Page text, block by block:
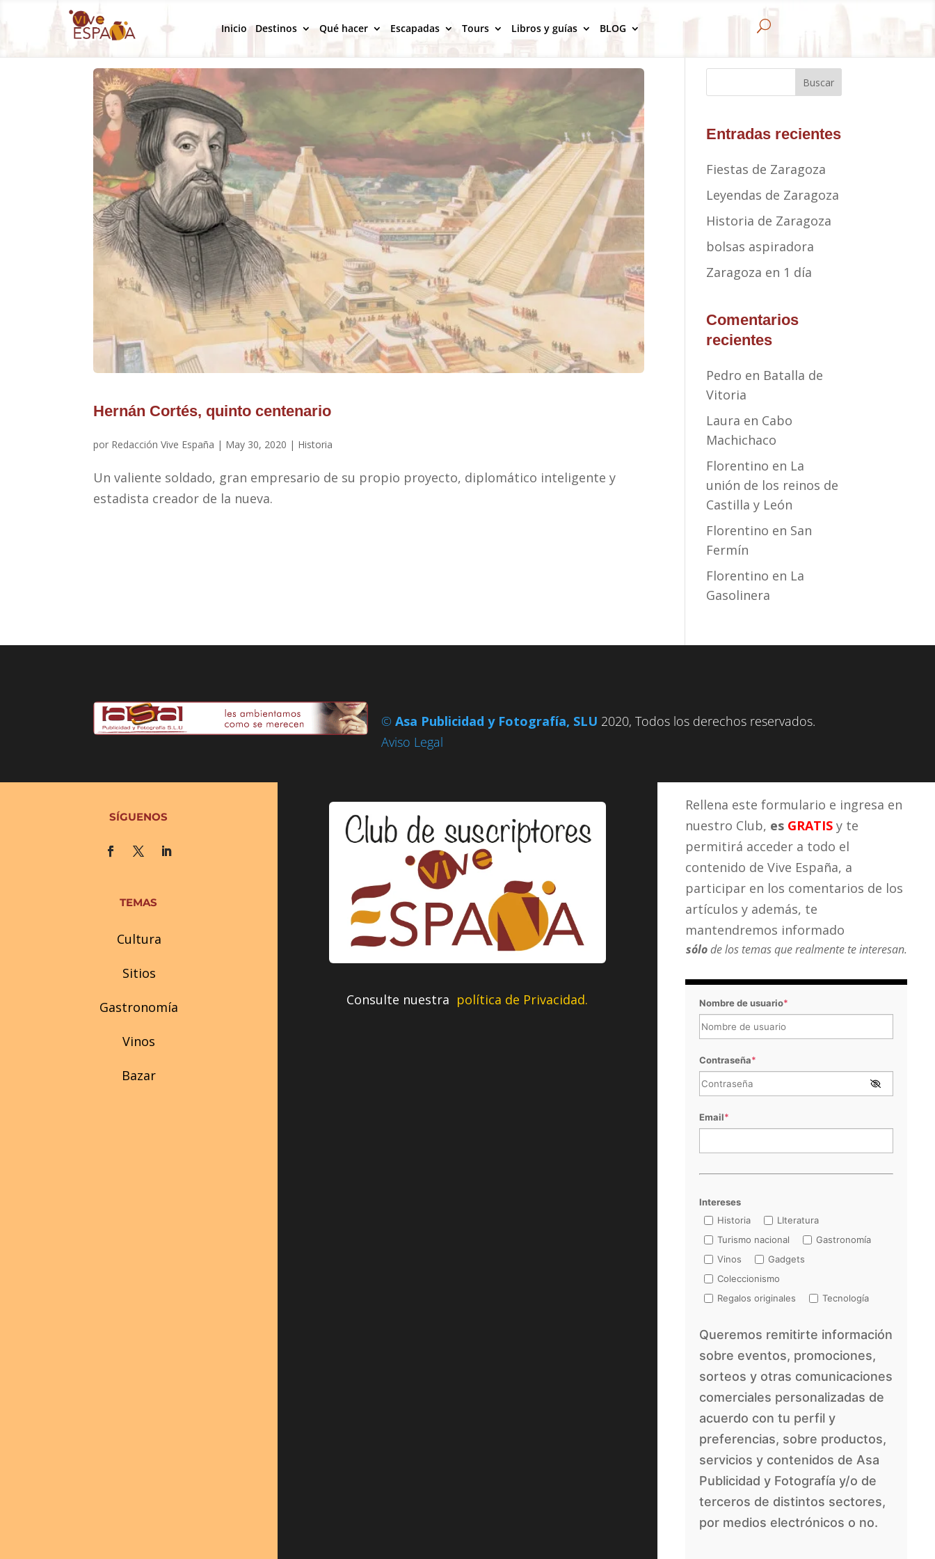
Inicio Destinos Qué hacer Escapadas Tours Libros y guías BLOG U
Hernán Cortés, quinto centenario
por Redacción Vive España | May 30, 2020 | Historia
Un valiente soldado, gran empresario de su propio proyecto, diplomático inteligente y
estadista creador de la nueva.
Buscar
Entradas recientes
Fiestas de Zaragoza
Leyendas de Zaragoza
Historia de Zaragoza
bolsas aspiradora
Zaragoza en 1 día
Comentarios
recientes
Pedro en Batalla de
Vitoria
Laura en Cabo
Machichaco
Florentino en La
unión de los reinos de
Castilla y León
Florentino en San
Fermín
Florentino en La
Gasolinera
©Asa Publicidad y Fotografía, SLU 2020, Todos los derechos reservados.
Aviso Legal
SÍGUENOS
TEMAS
Cultura
Sitios
Gastronomía
Vinos
Bazar
Consulte nuestra política de Privacidad.
Rellena este formulario e ingresa en
nuestro Club, es GRATIS y te
permitirá acceder a todo el
contenido de Vive España, a
participar en los comentarios de los
artículos y además, te
mantendremos informado
sólode los temas que realmente te interesan.
Nombre de usuario*
Contraseña*
Email*
Intereses
Historia
LIteratura
Turismo nacional
Gastronomía
Vinos
Gadgets
Coleccionismo
Regalos originales
Tecnología
Queremos remitirte información
sobre eventos, promociones,
sorteos y otras comunicaciones
comerciales personalizadas de
acuerdo con tu perfil y
preferencias, sobre productos,
servicios y contenidos de Asa
Publicidad y Fotografía y/o de
terceros de distintos sectores,
por medios electrónicos o no.